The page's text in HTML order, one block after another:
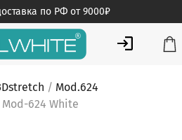
по РФ от 9000₽
MILWHITE
магазин медицинской одежды
/ Mod.624
624 White